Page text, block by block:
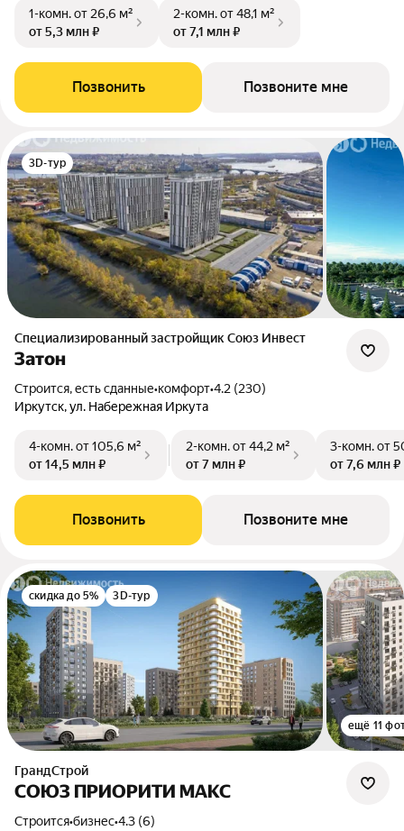
1-комн.от 26,6 м²
от 5,3 млн ₽
2-комн.от 48,1 м²
от 7,1 млн ₽
Позвонить Позвоните мне
3D-тур
Специализированный застройщик Союз Инвест
Затон
Строится, есть сданные•комфорт•4.2 (230)
Иркутск, ул. Набережная Иркута
4-комн.от 105,6 м²
от 14,5 млн ₽
2-комн.от 44,2 м²
от 7 млн ₽
3-комн.от
от 7,6 млн ₽
Позвонить Позвоните мне
скидка до 5% 3D-тур
ещё 11
ГрандСтрой
СОЮЗ ПРИОРИТИ МАКС
Строится•бизнес•4.3 (6)